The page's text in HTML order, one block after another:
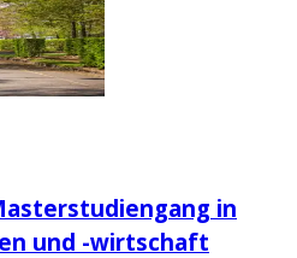
in
und -wirtschaft